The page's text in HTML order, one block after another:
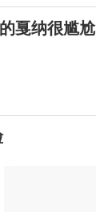
戛纳很尴尬